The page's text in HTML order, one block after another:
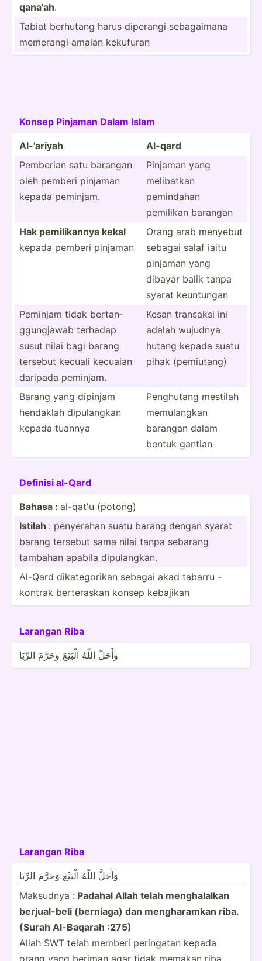
qana'ah.
Tabiat berhutang harus diperangi sebaga­imana
memerangi amalan kekufuran
Konsep Pinjaman Dalam Islam
Al-­'a­r­iyah
Al-­qard
Pemberian satu barangan
oleh pemberi pinjaman
kepada peminjam.
Pinjaman yang
melibatkan
pemindahan
pemilikan barangan
Hak pemili­kannya kekal
kepada pemberi pinjaman
Orang arab menyebut
sebagai salaf iaitu
pinjaman yang
dibayar balik tanpa
syarat keuntungan
Peminjam tidak bertan­
ggu­ngjawab terhadap
susut nilai bagi barang
tersebut kecuali kecuaian
daripada peminjam.
Kesan transaksi ini
adalah wujudnya
hutang kepada suatu
pihak (pemiu­tang)
Barang yang dipinjam
hendaklah dipula­ngkan
kepada tuannya
Penghutang mestilah
memula­ngkan
barangan dalam
bentuk gantian
Definisi al-Qard
Bahasa : al-qat'u (potong)
Istilah : penyerahan suatu barang dengan syarat
barang tersebut sama nilai tanpa sebarang
tambahan apabila dipula­­ngkan.
Al-Qard dikate­gorikan sebagai akad tabarru -
kontrak berter­askan konsep kebajikan
Larangan Riba
وَأَحَلَّ اللّهُ الْبَيْعَ وَحَرَّمَ الرِّبَا
Larangan Riba
وَأَحَلَّ اللّهُ الْبَيْعَ وَحَرَّمَ الرِّبَا
Maksudnya : Padahal Allah telah mengha­­lalkan
berjua­­l-beli (berniaga) dan mengha­­ramkan riba.
(Surah Al-Baq­­ara­h :275)
Allah SWT telah memberi peringatan kepada
orang yang beriman agar tidak memakan riba